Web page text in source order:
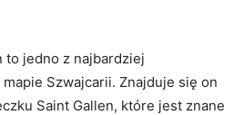
to jedno z najbardziej
Szwajcarii. Znajduje się on
Saint Gallen, które jest znane